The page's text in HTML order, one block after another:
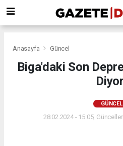
Anasayfa Güncel
Biga'daki Son
GÜNCEL
28.02.2024 - 15:05,